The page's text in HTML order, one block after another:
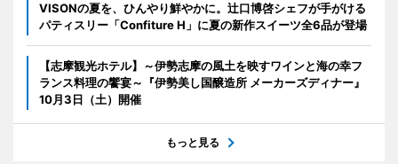
VISONの夏を、ひんやり鮮やかに。辻口博啓シェフが手がける
パティスリー「Confiture H」に夏の新作スイーツ全6品が登場
【志摩観光ホテル】～伊勢志摩の風土を映すワインと海の幸フ
ランス料理の饗宴～『伊勢美し国醸造所 メーカーズディナー』
10月3日（土）開催
もっと見る